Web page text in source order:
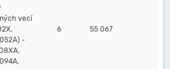
vecí
-
6 55 067